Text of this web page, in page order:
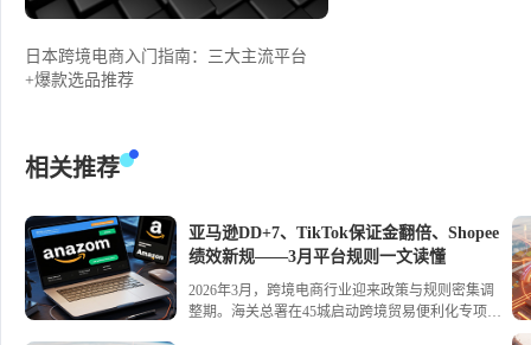
日本跨境电商入门指南：三大主流平台
+爆款选品推荐
相关推荐
亚马逊DD+7、TikTok保证金翻倍、Shopee
绩效新规——3月平台规则一文读懂
2026年3月，跨境电商行业迎来政策与规则密集调
整期。海关总署在45城启动跨境贸易便利化专项行